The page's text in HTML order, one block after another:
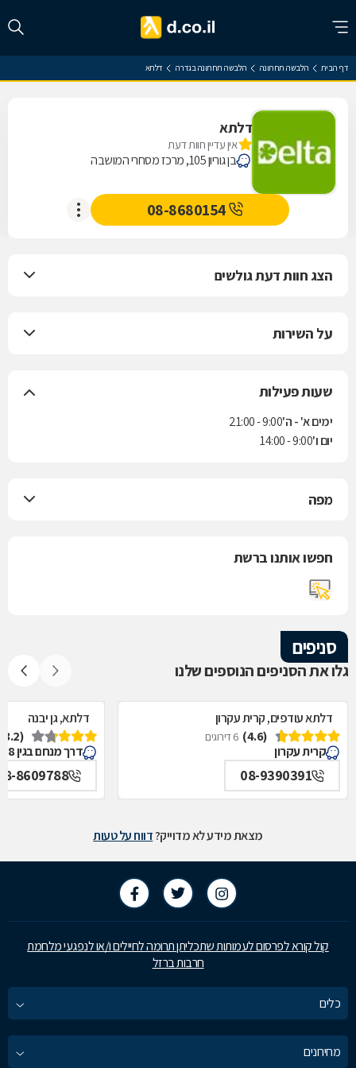
דף הבית הלבשה תחתונה הלבשה תחתונה בגדרה דלתא
דלתא
אין עדיין חוות דעת
בן גוריון 105, מרכז מסחרי המושבה
08-8680154
הצג חוות דעת גולשים
על השירות
שעות פעילות
ימים א' - ה'9:00 - 21:00
יום ו'9:00 - 14:00
מפה
חפשו אותנו ברשת
סניפים
גלו את הסניפים הנוספים שלנו
דלתא עודפים, קרית עקרון
(4.6)
6 דירוגים
קרית עקרון
08-9390391
דלתא, גן יבנה
(3.2)
דרך מנחם בגין 18, גן יבנה
8609788
מצאת מידע לא מדוייק?דווח על טעות
קול קורא לפרסום לעמותות שתכליתן תרומה לחיילים ו/או לנפגעי מלחמת
חרבות ברזל
כלים
מחירונים